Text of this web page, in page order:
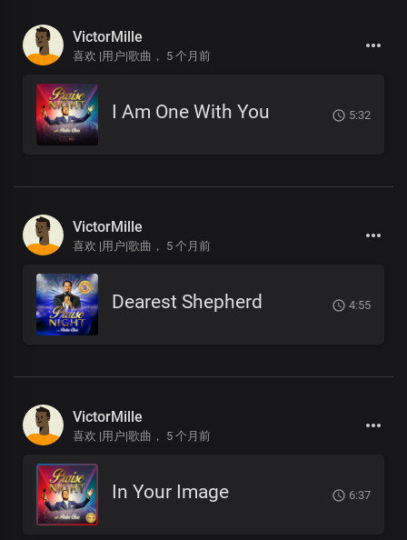
VictorMille
喜欢 |用户|歌曲， 5 个月前
I Am One With You 5:32
VictorMille
喜欢 |用户|歌曲， 5 个月前
Dearest Shepherd 4:55
VictorMille
喜欢 |用户|歌曲， 5 个月前
In Your Image 6:37